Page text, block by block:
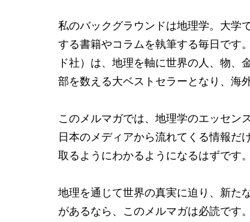
私のバックグラウンドは地理学。大学
する書籍やコラムを執筆する毎日です
ド社）は、地理を軸に世界の人、物
部を数える大ベストセラーとなり、海
このメルマガでは、地理学のエッセン
日本のメディアから流れてくる情報だ
取るようにわかるようになるはずです
地理を通じて世界の真実に迫り、新た
があるなら、このメルマガは必読です